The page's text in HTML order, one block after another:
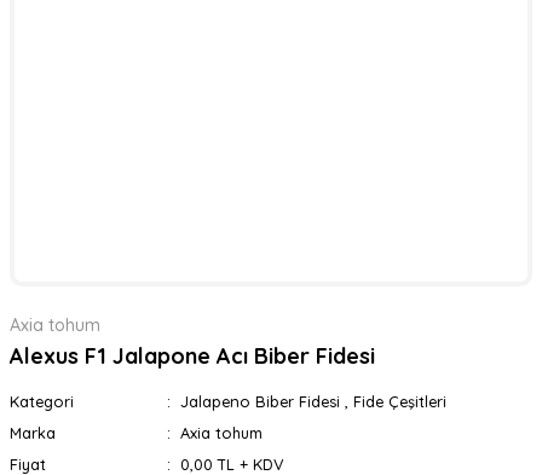
Axia tohum
Alexus F1 Jalapone Acı Biber Fidesi
Kategori Jalapeno Biber Fidesi
Fide Çeşitleri
Marka
Axia tohum
Fiyat
0,00 TL + KDV